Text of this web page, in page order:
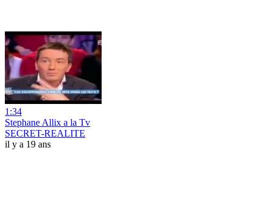
1:34
Stephane Allix a la Tv
SECRET-REALITE
il y a 19 ans